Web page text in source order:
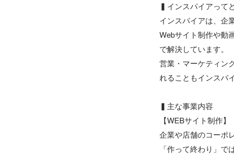
▍インスパイアって
インスパイアは、企
Webサイト制作や動
で解決しています。
営業・マーケティン
れることもインスパ
▍主な事業内容
【WEBサイト制作】
企業や店舗のコーポ
「作って終わり」で